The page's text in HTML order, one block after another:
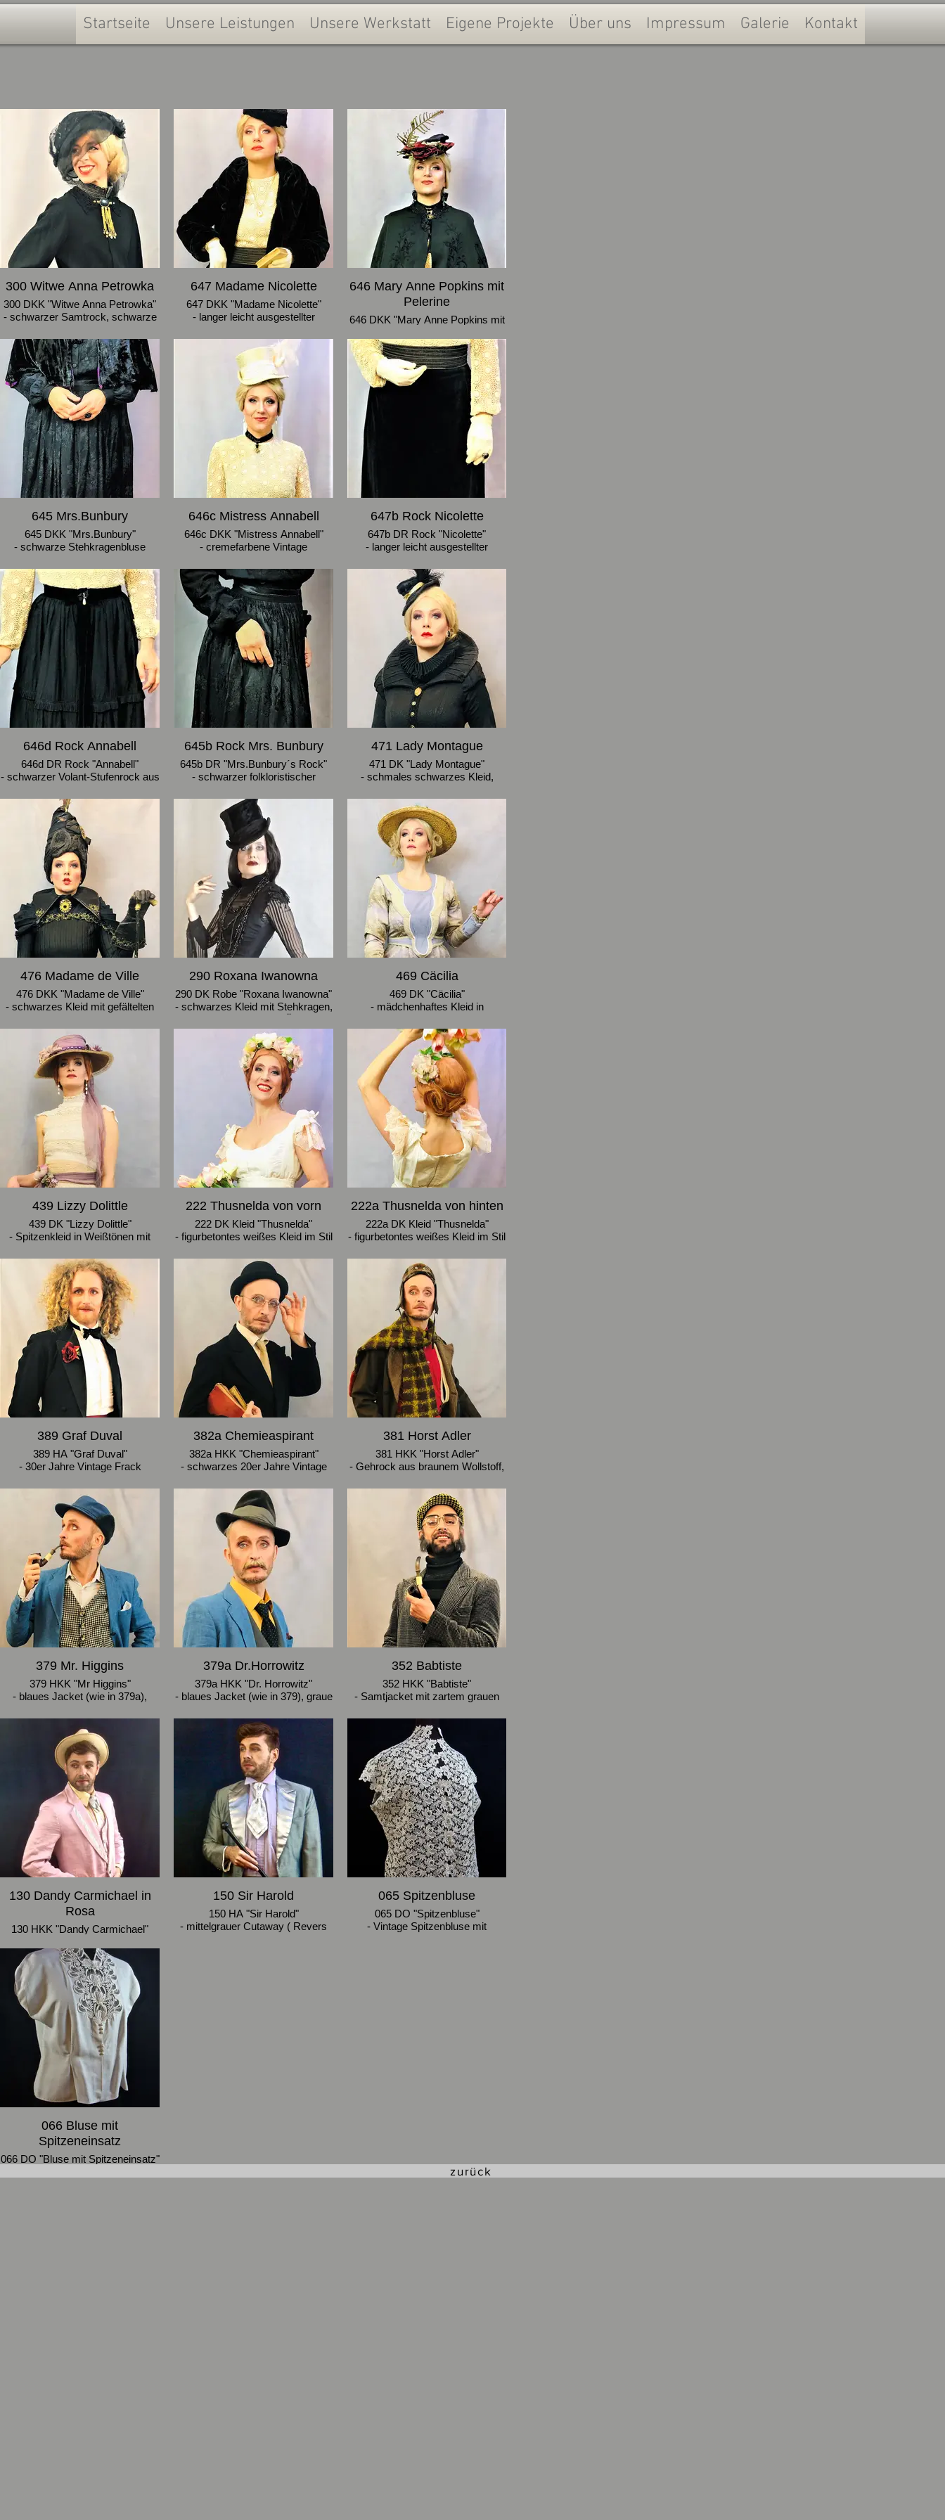
Startseite Unsere Leistungen Unsere Werkstatt Eigene Projekte Über uns Impressum Galerie Kontakt
300 Witwe Anna Petrowka
300 DKK "Witwe Anna Petrowka"
- schwarzer Samtrock, schwarze
Borte an Stehkragen und
Manschetten, schmaler schwarzer
Mantel mit Spitzenkragen, Gürtel
mit Paillettenborte
- Größe 32-34
647 Madame Nicolette
647 DKK "Madame Nicolette"
- langer leicht ausgestellter
Bund aus grau-brauner Borte
(patiniert)
- Vintage Kurzmantel aus
langfloorigem schwarzen Samt
(braun/rosa gemustertes
Innenfutter)
- auf Wunsch mit cremefarbener
Vintage Klöppelspitzen-Bluse mit
ungefütterten Ärmeln (siehe 646
DKK) zu mieten
- Größe 38-40
646 Mary Anne Popkins mit
Pelerine
646 DKK "Mary Anne Popkins mit
- cremefarbene Vintage
Klöppelspitzen-Bluse mit
ungefütterten Ärmeln
- schwarzer Volant-Stufenrock mit
Samtbund (Schleife und Brosche
- schwarze halblange
Jahrhundertwende-Pelerine mit
bortenverziertem Stehkragen aus
Schurwolle mit ausgebesserten
645 Mrs.Bunbury
645 DKK "Mrs.Bunbury"
- schwarze Stehkragenbluse
- schwarzer Baumwoll-Jaquard-
Rock (Vintage)
- Pelerine aus schwarzem Samt
mit fuchsiafarbenem Seidenfutter
- Größe 38
646c Mistress Annabell
646c DKK "Mistress Annabell"
- cremefarbene Vintage
ungefütterten Ärmeln (siehe 646b
DO)
- schwarzer Volant-Stufenrock mit
Samtbund (Schleife und Brosche
vorn)
- schwarze halblange
Jahrhundertwende-Pelerine mit
bortenverziertem Stehkragen aus
Schurwolle mit ausgebesserten
Spitzen-Einsätzen
- Größe 38-40
647b Rock Nicolette
647b DR Rock "Nicolette"
- langer leicht ausgestellter
Bund aus grau-brauner Borte
(patiniert)
- Größe 38-40
646d Rock Annabell
646d DR Rock "Annabell"
- schwarzer Volant-Stufenrock aus
(Schleife und Brosche vorn)
- Größe 38
645b Rock Mrs. Bunbury
645b DR "Mrs.Bunbury´s Rock"
- schwarzer folkloristischer
- Größe 38-40
471 Lady Montague
471 DK "Lady Montague"
- schmales schwarzes Kleid,
Halskrause, großer Unterkragen
- Größe 40
476 Madame de Ville
476 DKK "Madame de Ville"
- schwarzes Kleid mit gefältelten
Rockbereich, Rosenborte und
sonnenförmiger Brosche verziert,
Gürtel aus Rosenborte,
Stehkragen, Stulpenhandschuhe
- hoher Kopfputz mit Feder und
Posamente (Größe 58-60)
- Größe 38-40
290 Roxana Iwanowna
290 DK Robe "Roxana Iwanowna"
- schwarzes Kleid mit Stehkragen,
Drapierungen und kleiner
Schleppe im Gothikstil
- Größe 36-38
469 Cäcilia
469 DK "Cäcilia"
- mädchenhaftes Kleid in
eines Brustlatzes wird mit Gürtel
gehalten
• Größe 38-40
439 Lizzy Dolittle
439 DK "Lizzy Dolittle"
- Spitzenkleid in Weißtönen mit
Jahrhundertwendestil
- Größe 36-38
222 Thusnelda von vorn
222 DK Kleid "Thusnelda"
- figurbetontes weißes Kleid im Stil
und Spitze, dazugehöriger
Corsagengürtel und Schleifenband
- Größe 38-40
222a Thusnelda von hinten
222a DK Kleid "Thusnelda"
- figurbetontes weißes Kleid im Stil
und Spitze, dazugehöriger
Corsagengürtel und Schleifenband
- Größe 38-40
389 Graf Duval
389 HA "Graf Duval"
- 30er Jahre Vintage Frack
aus Wollstoff
- Hose Größe 106, Frack Größe
106/52
382a Chemieaspirant
382a HKK "Chemieaspirant"
- schwarzes 20er Jahre Vintage
Hose (wie 382)
- Größe 46
381 Horst Adler
381 HKK "Horst Adler"
- Gehrock aus braunem Wollstoff,
Hosenträgern, gelbkarierter
brauner Wollschal mit roten Enden
- Gehrock Größe 48, Hose 46-48
- braunkarierte Mütze (Größe 58)
379 Mr. Higgins
379 HKK "Mr Higgins"
- blaues Jacket (wie in 379a),
(Gegrauchsspuren), kleinkarierte
Hose (Gebrauchsspuren)
- Größe 46
- blaue Mütze (Größe 58)
379a Dr.Horrowitz
379a HKK "Dr. Horrowitz"
- blaues Jacket (wie in 379), graue
Nadelstreifen
- Größe 46
352 Babtiste
352 HKK "Babtiste"
- Samtjacket mit zartem grauen
anthrazit/schwarzen Blockstreifen,
- Schurwoll-Hose mit
gelb/schwarzem
Hahnentrittmuster
- Ballonmütze aus dem Hosenstoff
(Größe 58)
130 Dandy Carmichael in
Rosa
130 HKK "Dandy Carmichael"
Hemd-Weste-Einsatz)
- Größe 48-50
150 Sir Harold
150 HA "Sir Harold"
- mittelgrauer Cutaway ( Revers
065 Spitzenbluse
065 DO "Spitzenbluse"
- Vintage Spitzenbluse mit
066 Bluse mit
Spitzeneinsatz
066 DO "Bluse mit Spitzeneinsatz"
zurück